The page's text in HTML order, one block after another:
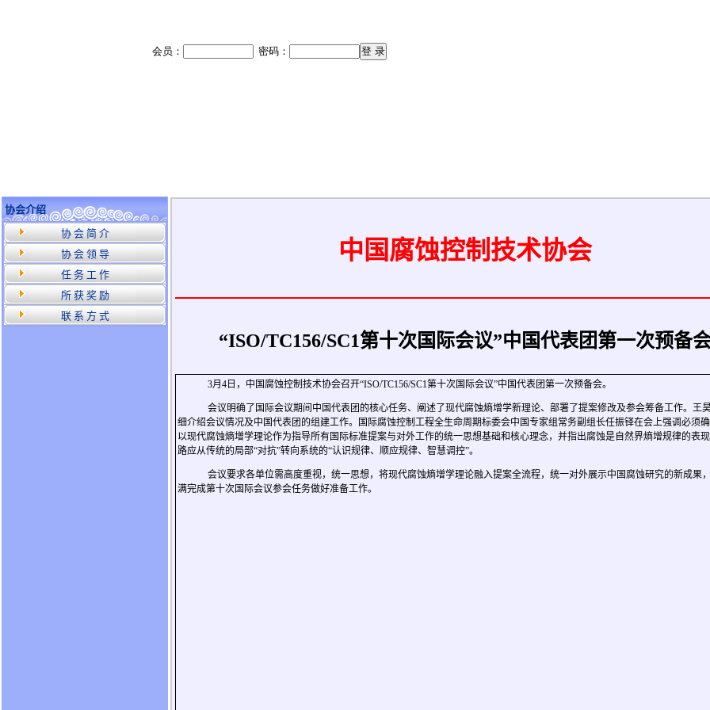
协会介绍
协 会 简 介
协 会 领 导
任 务 工 作
所 获 奖 励
联 系 方 式
中国腐蚀控制技术协会
“ISO/TC156/SC1第十次国际会议”中国代表团第一次预备
3月4日，中国腐蚀控制技术协会召开“ISO/TC156/SC1第十次国际会议”中国代表团第一次预备会。
会议明确了国际会议期间中国代表团的核心任务、阐述了现代腐蚀熵增学新理论、部署了提案修改及参会筹备工作。王
细介绍会议情况及中国代表团的组建工作。国际腐蚀控制工程全生命周期标委会中国专家组常务副组长任振铎在会上强调必须
以现代腐蚀熵增学理论作为指导所有国际标准提案与对外工作的统一思想基础和核心理念，并指出腐蚀是自然界熵增规律的表
路应从传统的局部“对抗”转向系统的“认识规律、顺应规律、智慧调控”。
会议要求各单位需高度重视，统一思想，将现代腐蚀熵增学理论融入提案全流程，统一对外展示中国腐蚀研究的新成果
满完成第十次国际会议参会任务做好准备工作。